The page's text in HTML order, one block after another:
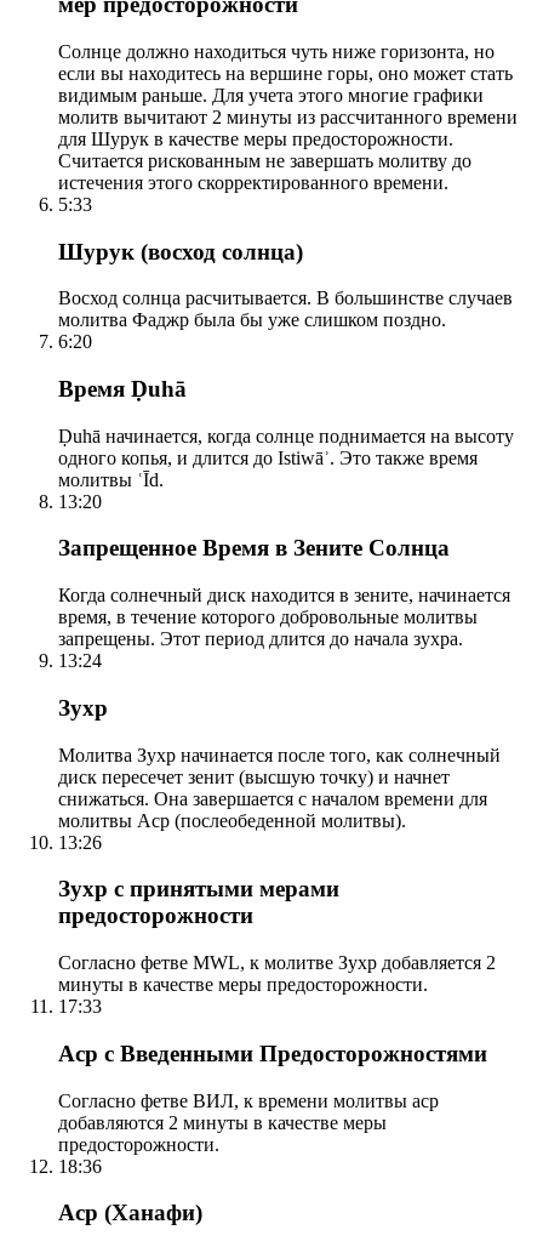
Солнце должно находиться чуть ниже горизонта, но
если вы находитесь на вершине горы, оно может стать
видимым раньше. Для учета этого многие графики
молитв вычитают 2 минуты из рассчитанного времени
для Шурук в качестве меры предосторожности.
Считается рискованным не завершать молитву до
истечения этого скорректированного времени.
5:33
Шурук (восход солнца)
Восход солнца расчитывается. В большинстве случаев
молитва Фаджр была бы уже слишком поздно.
6:20
Время Ḍuhā
Ḍuhā начинается, когда солнце поднимается на высоту
одного копья, и длится до Istiwāʾ. Это также время
молитвы ʿĪd.
13:20
Запрещенное Время в Зените Солнца
Когда солнечный диск находится в зените, начинается
время, в течение которого добровольные молитвы
запрещены. Этот период длится до начала зухра.
13:24
Зухр
Молитва Зухр начинается после того, как солнечный
диск пересечет зенит (высшую точку) и начнет
снижаться. Она завершается с началом времени для
молитвы Аср (послеобеденной молитвы).
13:26
Зухр с принятыми мерами
предосторожности
Согласно фетве MWL, к молитве Зухр добавляется 2
минуты в качестве меры предосторожности.
17:33
Аср с Введенными Предосторожностями
Согласно фетве ВИЛ, к времени молитвы аср
добавляются 2 минуты в качестве меры
предосторожности.
18:36
Аср (Ханафи)